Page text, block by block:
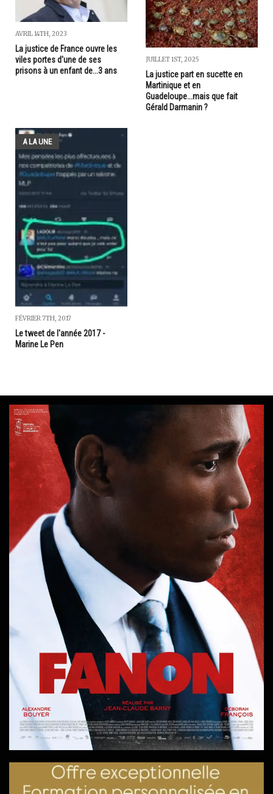
AVRIL 14TH, 2023
La justice de France ouvre les
viles portes d'une de ses
prisons à un enfant de...3 ans
JUILLET 1ST, 2025
La justice part en sucette en
Martinique et en
Guadeloupe...mais que fait
Gérald Darmanin ?
A LA UNE
FÉVRIER 7TH, 2017
Le tweet de l'année 2017 -
Marine Le Pen